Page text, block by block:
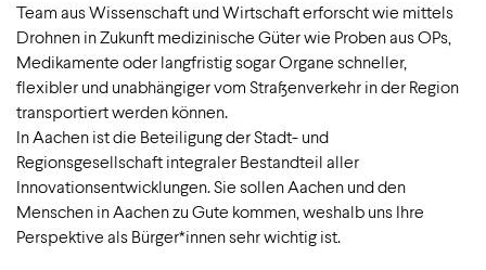
Team aus Wissenschaft und Wirtschaft erforscht wie mittels
Drohnen in Zukunft medizinische Güter wie Proben aus OPs,
Medikamente oder langfristig sogar Organe schneller,
flexibler und unabhängiger vom Straßenverkehr in der Region
transportiert werden können.
In Aachen ist die Beteiligung der Stadt- und
Regionsgesellschaft integraler Bestandteil aller
Innovationsentwicklungen. Sie sollen Aachen und den
Menschen in Aachen zu Gute kommen, weshalb uns Ihre
Perspektive als Bürger*innen sehr wichtig ist.